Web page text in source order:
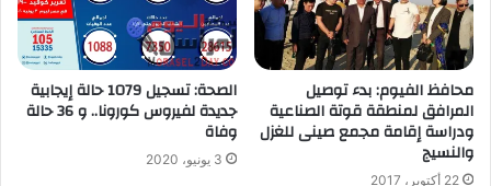
محافظ الفيوم: بدء توصيل
المرافق لمنطقة قوتة الصناعية
ودراسة إقامة مجمع صينى للغزل
والنسيج
22 أكتوبر، 2017
الصحة: تسجيل 1079 حالة إيجابية
جديدة لفيروس كورونا.. و 36 حالة
وفاة
3 يونيو، 2020